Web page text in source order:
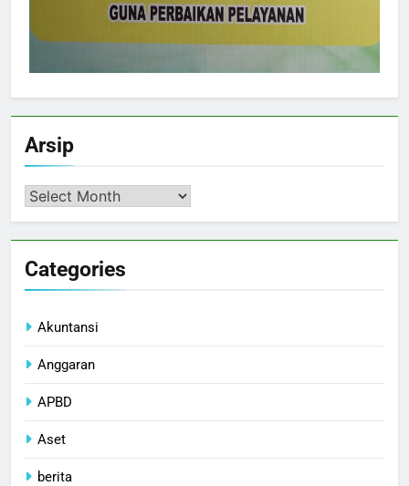
Arsip
Arsip
Categories
Akuntansi
Anggaran
APBD
Aset
berita